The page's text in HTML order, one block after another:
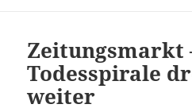
Zeitungsmarkt
Todesspirale
weiter